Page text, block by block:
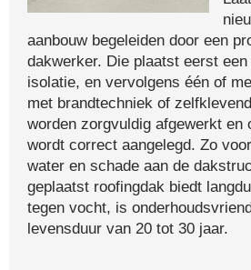
aanbouw begeleiden door een
dakwerker. Die plaatst eerst
isolatie, en vervolgens één of
met brandtechniek of
worden zorgvuldig afgewerkt en
wordt correct aangelegd. Zo
water en schade aan de
geplaatst roofingdak biedt
tegen vocht, is
levensduur van 20 tot 30 jaar.